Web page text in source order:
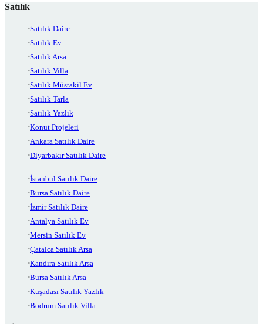
Satılık
Satılık Daire
Satılık Ev
Satılık Arsa
Satılık Villa
Satılık Müstakil Ev
Satılık Tarla
Satılık Yazlık
Konut Projeleri
Ankara Satılık Daire
Diyarbakır Satılık Daire
İstanbul Satılık Daire
Bursa Satılık Daire
İzmir Satılık Daire
Antalya Satılık Ev
Mersin Satılık Ev
Çatalca Satılık Arsa
Kandıra Satılık Arsa
Bursa Satılık Arsa
Kuşadası Satılık Yazlık
Bodrum Satılık Villa